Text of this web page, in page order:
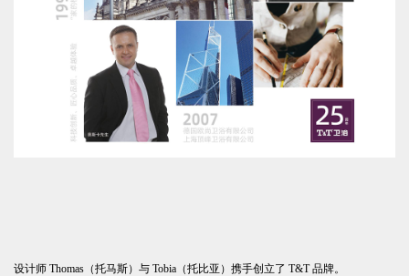
设计师 Thomas（托马斯）与 Tobia（托比亚）携手创立了 T&T 品牌。